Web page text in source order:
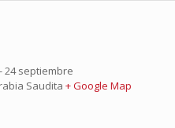
-24 septiembre
Saudita + Google Map